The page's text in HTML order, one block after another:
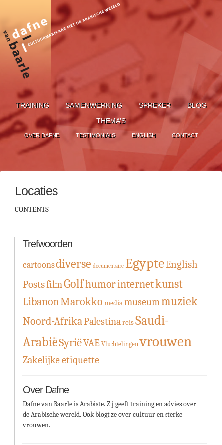
TRAINING SAMENWERKING SPREKER
BLOG
THEMA’S
OVER DAFNE TESTIMONIALS ENGLISH CONTACT
Locaties
CONTENTS
Trefwoorden
cartoonsdiverse documentaire EgypteEnglish
PostsfilmGolfhumorinternetkunst
LibanonMarokko mediamuseummuziek
Noord-AfrikaPalestinareisSaudi-
ArabiëSyriëVAE Vluchtelingen vrouwen
Zakelijke etiquette
Over Dafne
Dafne van Baarle is Arabiste. Zij geeft training en advies over
de Arabische wereld. Ook blogt ze over cultuur en sterke
vrouwen.